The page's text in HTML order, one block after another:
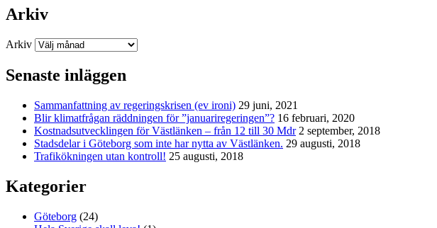
Arkiv
Arkiv
Senaste inläggen
Sammanfattning av regeringskrisen (ev ironi) 29 juni, 2021
Blir klimatfrågan räddningen för ”januariregeringen”? 16 februari, 2020
Kostnadsutvecklingen för Västlänken – från 12 till 30 Mdr 2 september, 2018
Stadsdelar i Göteborg som inte har nytta av Västlänken. 29 augusti, 2018
Trafikökningen utan kontroll! 25 augusti, 2018
Kategorier
Göteborg (24)